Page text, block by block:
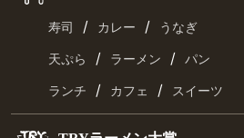
寿司 / カレー / うなぎ
天ぷら / ラーメン / パン
ランチ / カフェ / スイーツ